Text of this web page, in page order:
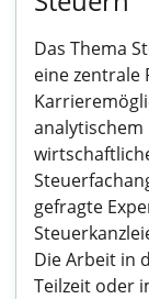
Das Thema
eine zentrale
analytischem
gefragte
Die Arbeit in
Teilzeit oder